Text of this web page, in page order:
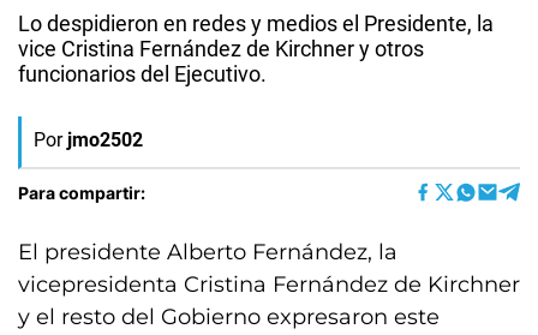
Lo despidieron en redes y medios el Presidente, la
vice Cristina Fernández de Kirchner y otros
funcionarios del Ejecutivo.
Por jmo2502
Para compartir:
El presidente Alberto Fernández, la
vicepresidenta Cristina Fernández de Kirchner
y el resto del Gobierno expresaron este